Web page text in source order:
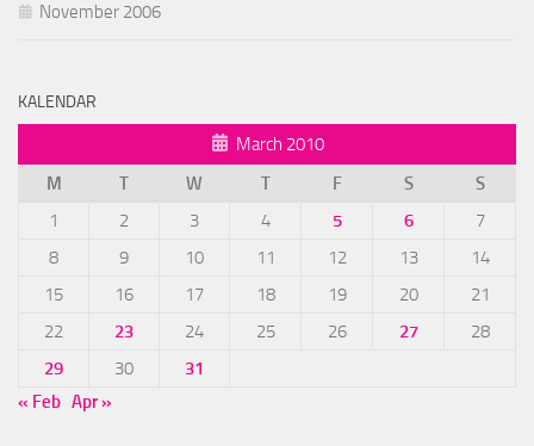
November 2006
KALENDAR
March 2010
M
T W T F S
S
1
2 3 4 5 6
7
8
9 10 11 12 13
14
15
16 17 18 19 20
21
22
23 24 25 26 27
28
29
30
31
« Feb Apr »